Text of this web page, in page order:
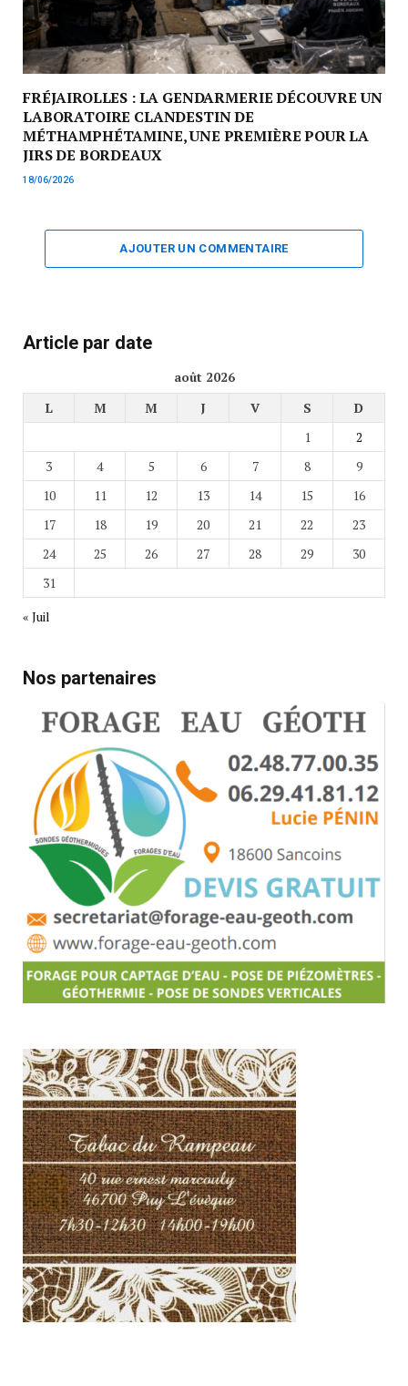
FRÉJAIROLLES : LA GENDARMERIE DÉCOUVRE UN
LABORATOIRE CLANDESTIN DE
MÉTHAMPHÉTAMINE, UNE PREMIÈRE POUR LA
JIRS DE BORDEAUX
18/06/2026
AJOUTER UN COMMENTAIRE
Article par date
août 2026
L
M M J V S
D
1
2
3
4 5 6 7 8
9
10
11 12 13 14 15
16
17
18 19 20 21 22
23
24
25 26 27 28 29
30
31
« Juil
Nos partenaires